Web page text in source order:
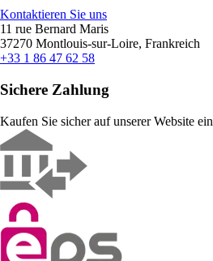
Kontaktieren Sie uns
11 rue Bernard Maris
37270 Montlouis-sur-Loire, Frankreich
+33 1 86 47 62 58
Sichere Zahlung
Kaufen Sie sicher auf unserer Website ein